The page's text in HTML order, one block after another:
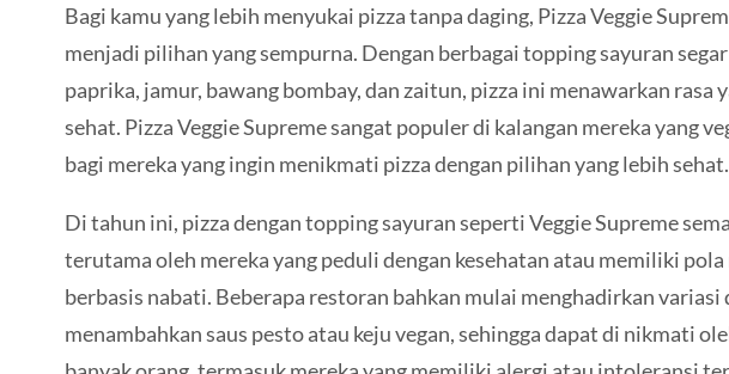
Bagi kamu yang lebih menyukai pizza tanpa daging, Pizza Veggie
menjadi pilihan yang sempurna. Dengan berbagai topping sayuran
paprika, jamur, bawang bombay, dan zaitun, pizza ini menawarkan rasa
sehat. Pizza Veggie Supreme sangat populer di kalangan mereka yang
bagi mereka yang ingin menikmati pizza dengan pilihan yang lebih sehat.
Di tahun ini, pizza dengan topping sayuran seperti Veggie Supreme
terutama oleh mereka yang peduli dengan kesehatan atau memiliki pola
berbasis nabati. Beberapa restoran bahkan mulai menghadirkan variasi
menambahkan saus pesto atau keju vegan, sehingga dapat di nikmati